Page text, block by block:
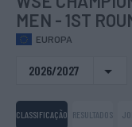
MEN - 1ST
EUROPA
2026/2027
CLASSIFICAÇÃO RESULTADOS